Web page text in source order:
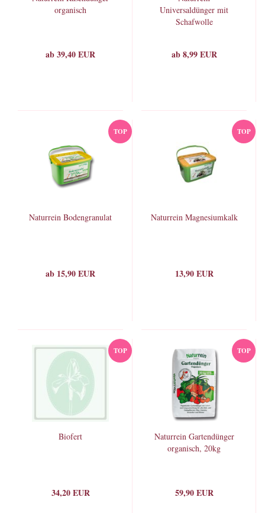
organisch
ab 39,40 EUR
Universaldünger mit
Schafwolle
ab 8,99 EUR
TOP
Naturrein Bodengranulat
ab 15,90 EUR
TOP
Naturrein Magnesiumkalk
13,90 EUR
TOP
Biofert
34,20 EUR
TOP
Naturrein Gartendünger
organisch, 20kg
59,90 EUR